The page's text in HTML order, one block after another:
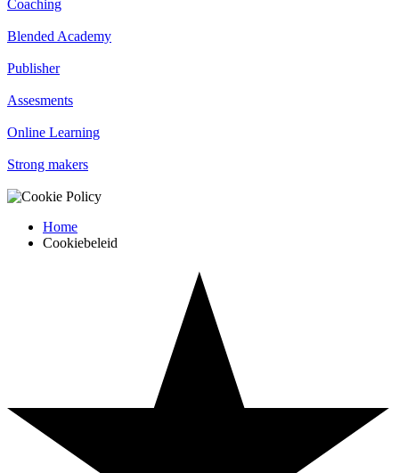
Coaching
Blended Academy
Publisher
Assesments
Online Learning
Strong makers
Home
Cookiebeleid